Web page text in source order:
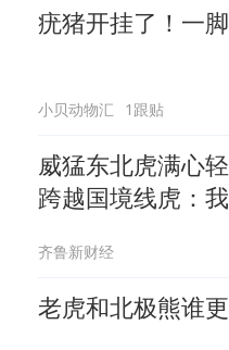
疣猪开挂了！一
小贝动物汇 1跟贴
威猛东北虎满心
跨越国境线虎：
齐鲁新财经
老虎和北极熊谁